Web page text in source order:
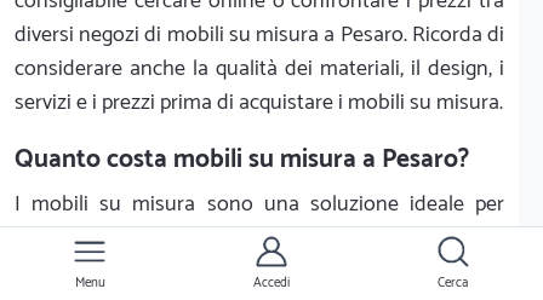
diversi negozi di mobili su misura a Pesaro. Ricorda di
considerare anche la qualità dei materiali, il design, i
servizi e i prezzi prima di acquistare i mobili su misura.
Quanto costa mobili su misura a Pesaro?
I mobili su misura sono una soluzione ideale per
sfruttare al meglio lo spazio a disposizione e arredare
con stile e funzionalità la propria casa. Ma quanto
Menu Accedi Cerca